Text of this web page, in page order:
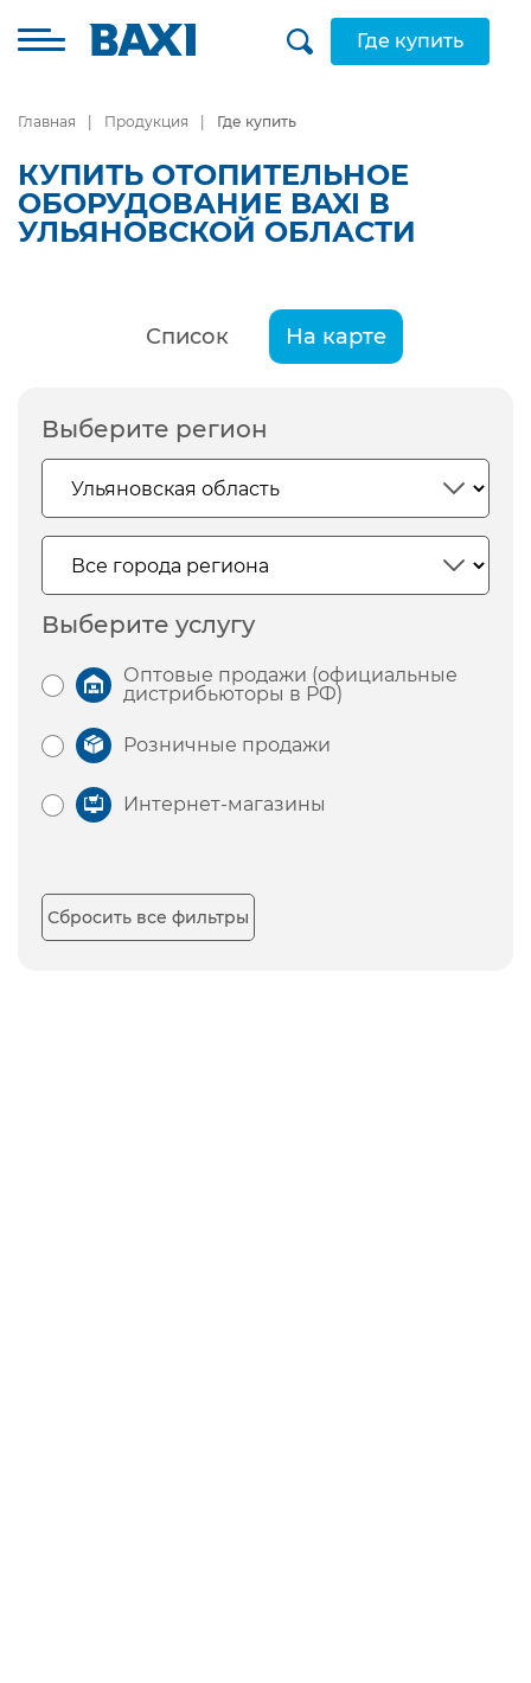
Где купить
Главная Продукция Где купить
КУПИТЬ ОТОПИТЕЛЬНОЕ
ОБОРУДОВАНИЕ BAXI В
УЛЬЯНОВСКОЙ ОБЛАСТИ
Список На карте
Выберите регион
Выберите услугу
Оптовые продажи (официальные
дистрибьюторы в РФ)
Розничные продажи
Интернет-магазины
Сбросить все фильтры